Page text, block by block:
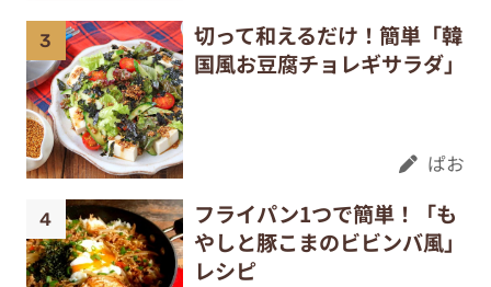
切って和えるだけ！簡単「韓
国風お豆腐チョレギサラダ」
ぱお
フライパン1つで簡単！「も
やしと豚こまのビビンバ風」
レシピ